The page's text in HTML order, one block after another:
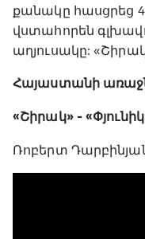
քանակը հասցրեց
վստահորեն
աղյուսակը:
Հայաստանի
«Շիրակ» -
Ռոբերտ